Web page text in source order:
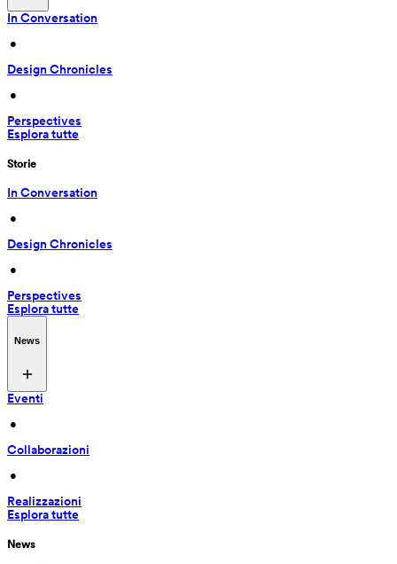
In Conversation
•
Design Chronicles
•
Perspectives
Esplora tutte
Storie
In Conversation
•
Design Chronicles
•
Perspectives
Esplora tutte
News
Eventi
•
Collaborazioni
•
Realizzazioni
Esplora tutte
News